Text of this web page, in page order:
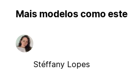
Mais modelos como este
Stéffany Lopes